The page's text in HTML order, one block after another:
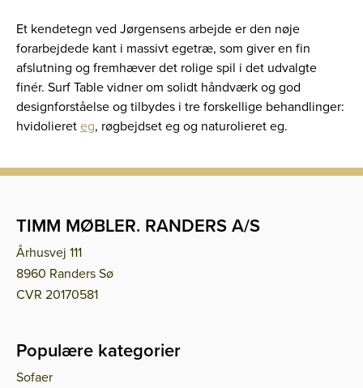
Et kendetegn ved Jørgensens arbejde er den nøje
forarbejdede kant i massivt egetræ, som giver en fin
afslutning og fremhæver det rolige spil i det udvalgte
finér. Surf Table vidner om solidt håndværk og god
designforståelse og tilbydes i tre forskellige behandlinger:
hvidoliereteg, røgbejdset eg og naturolieret eg.
TIMM MØBLER. RANDERS A/S
Århusvej 111
8960 Randers Sø
CVR 20170581
Populære kategorier
Sofaer